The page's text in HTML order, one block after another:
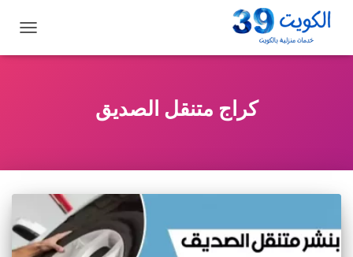
التنقل
كراج متنقل الصديق